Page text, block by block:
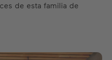
de esta familia de